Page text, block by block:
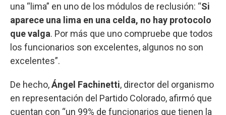
una “lima” en uno de los módulos de reclusión: “Si
aparece una lima en una celda, no hay protocolo
que valga. Por más que uno compruebe que todos
los funcionarios son excelentes, algunos no son
excelentes”.
De hecho,Ángel Fachinetti, director del organismo
en representación del Partido Colorado, afirmó que
cuentan con “un 99% de funcionarios que tienen la